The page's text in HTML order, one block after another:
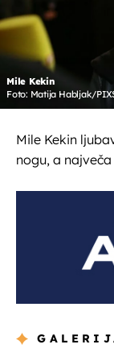
Mile Kekin
Foto: Matija Habljak/
Mile Kekin
nogu, a